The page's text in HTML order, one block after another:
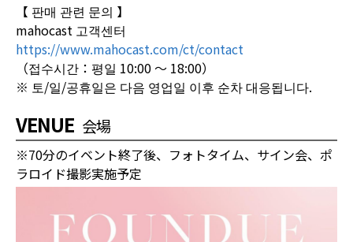
【 판매 관련 문의 】
mahocast 고객센터
https://www.mahocast.com/ct/contact
（접수시간：평일 10:00 ～ 18:00）
※ 토/일/공휴일은 다음 영업일 이후 순차 대응됩니다.
VENUE 会場
※70分のイベント終了後、フォトタイム、サイン会、ポ
ラロイド撮影実施予定